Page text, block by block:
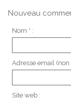
Nouveau
Nom * :
Adresse email (non
Site web :